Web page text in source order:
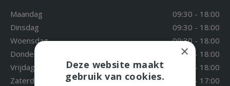
Maandag
09:30 - 18:00
Dinsdag
09:30 - 18:00
Woensdag
09:30 - 18:00
Donderdag
09:30 - 18:00
Vrijdag
09:30 - 18:00
Zaterdag
09:30 - 17:00
×
Deze website maakt
gebruik van cookies.